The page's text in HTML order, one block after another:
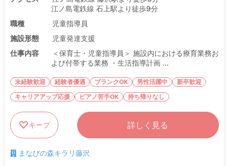
江ノ島電鉄線 石上駅より徒歩9分
職種
児童指導員
施設形態
児童発達支援
仕事内容
＜保育士・児童指導員＞ 施設内における療育業務お
よび付帯する業務 ・生活指導計画 ...
未経験歓迎 経験者優遇 ブランクOK 男性活躍中
新卒歓迎
キャリアアップ応援
ピアノ苦手OK 持ち帰りなし
キープ 詳しく見る
まなびの森キラリ藤沢